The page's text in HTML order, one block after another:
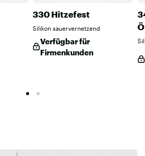
330 Hitzefest
Silikon sauervernetzend
Verfügbar für
Firmenkunden